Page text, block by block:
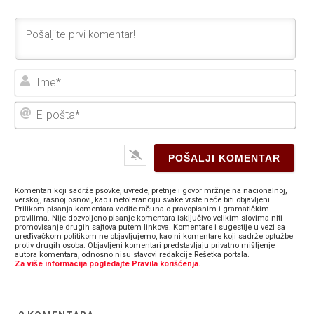
E-
Komentari koji sadrže psovke, uvrede, pretnje i govor mržnje na nacionalnoj,
verskoj, rasnoj osnovi, kao i netoleranciju svake vrste neće biti objavljeni.
Prilikom pisanja komentara vodite računa o pravopisnim i gramatičkim
pravilima. Nije dozvoljeno pisanje komentara isključivo velikim slovima niti
promovisanje drugih sajtova putem linkova. Komentare i sugestije u vezi sa
uređivačkom politikom ne objavljujemo, kao ni komentare koji sadrže optužbe
protiv drugih osoba. Objavljeni komentari predstavljaju privatno mišljenje
autora komentara, odnosno nisu stavovi redakcije Rešetka portala.
Za više informacija pogledajte Pravila korišćenja.